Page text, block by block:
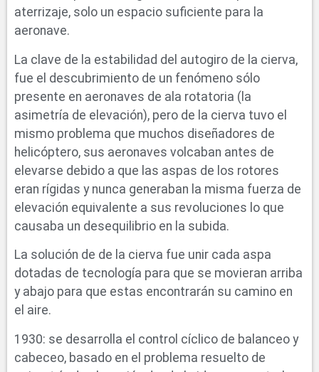
aterrizaje, solo un espacio suficiente para la
aeronave.
La clave de la estabilidad del autogiro de la cierva,
fue el descubrimiento de un fenómeno sólo
presente en aeronaves de ala rotatoria (la
asimetría de elevación), pero de la cierva tuvo el
mismo problema que muchos diseñadores de
helicóptero, sus aeronaves volcaban antes de
elevarse debido a que las aspas de los rotores
eran rígidas y nunca generaban la misma fuerza de
elevación equivalente a sus revoluciones lo que
causaba un desequilibrio en la subida.
La solución de de la cierva fue unir cada aspa
dotadas de tecnología para que se movieran arriba
y abajo para que estas encontrarán su camino en
el aire.
1930: se desarrolla el control cíclico de balanceo y
cabeceo, basado en el problema resuelto de